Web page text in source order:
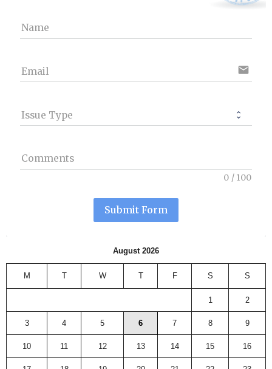
Name
Email email
Issue Type
Comments
0 / 100
Submit Form
August 2026
M T W T F S S
1 2
3 4 5 6 7 8 9
10 11 12 13 14 15 16